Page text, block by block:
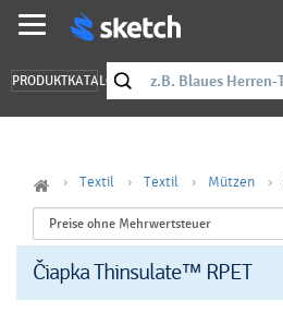
PRODUKTKATALOG
Textil Textil Mützen
Čiapka Thinsulate™ RPET